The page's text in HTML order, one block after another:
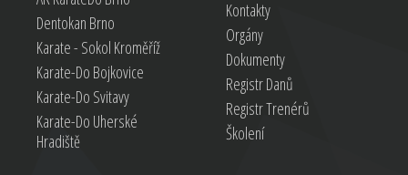
Dentokan Brno
Karate - Sokol Kroměříž
Karate-Do Bojkovice
Karate-Do Svitavy
Karate-Do Uherské
Hradiště
Kontakty
Orgány
Dokumenty
Registr Danů
Registr Trenérů
Školení